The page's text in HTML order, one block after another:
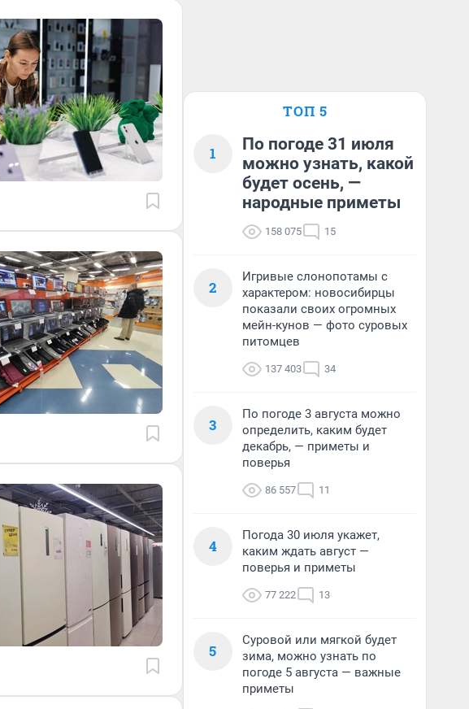
ТОП 5
1
По погоде 31 июля
можно узнать, какой
будет осень, —
народные приметы
158 075 15
2
Игривые слонопотамы с
характером: новосибирцы
показали своих огромных
мейн-кунов — фото суровых
питомцев
137 403 34
3
По погоде 3 августа можно
определить, каким будет
декабрь, — приметы и
поверья
86 557 11
4
Погода 30 июля укажет,
каким ждать август —
поверья и приметы
77 222 13
5
Суровой или мягкой будет
зима, можно узнать по
погоде 5 августа — важные
приметы